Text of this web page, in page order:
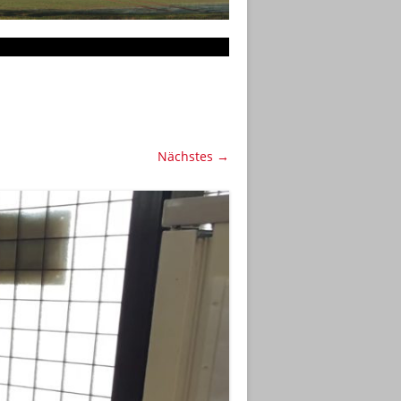
Nächstes →